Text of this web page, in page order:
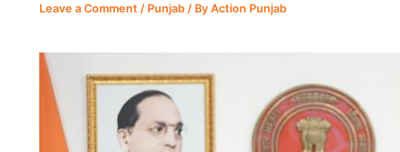
Leave a Comment / Punjab / ByAction Punjab